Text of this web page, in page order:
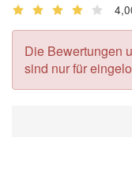
Die Bewertungen
sind nur für